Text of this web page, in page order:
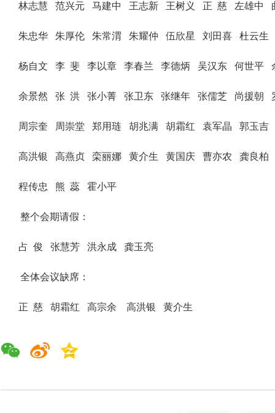
林志慧 范兴元 马建中 王志新 王树义 正 慈 左雄中
朱忠华 朱厚伦 朱常渭 朱耀仲 伍欣星 刘田喜 杜云
杨自文 李 斐 李以章 李春兰 李德炳 吴汉东 何世平
余景然 张 洪 张小菁 张卫东 张继年 张儒芝 尚援朝
周宗奎 周崇堂 郑用琏 胡兆满 胡霜红 袁军晶 郭玉
高洪银 高燕贞 栾丽娜 黄介生 黄国庆 曹亦农 龚良柏
程传忠 熊 蕊 霍小平
整个会期请假：
占 俊 张慧芳 洪永成 龚玉亮
全体会议缺席：
正 慈 胡霜红 高宗余 高洪银 黄介生